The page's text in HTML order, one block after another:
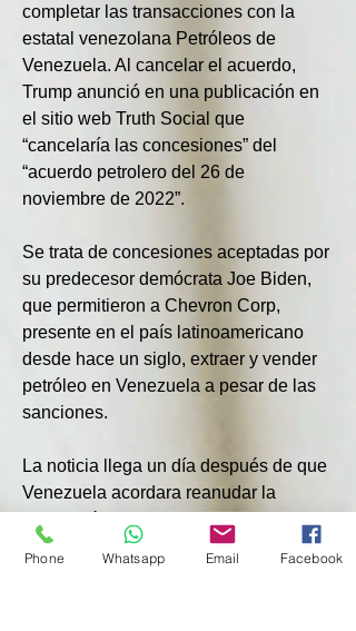
completar las transacciones con la
estatal venezolana Petróleos de
Venezuela. Al cancelar el acuerdo,
Trump anunció en una publicación en
el sitio web Truth Social que
“cancelaría las concesiones” del
“acuerdo petrolero del 26 de
noviembre de 2022”.
Se trata de concesiones aceptadas por
su predecesor demócrata Joe Biden,
que permitieron a Chevron Corp,
presente en el país latinoamericano
desde hace un siglo, extraer y vender
petróleo en Venezuela a pesar de las
sanciones.
La noticia llega un día después de que
Venezuela acordara reanudar la
inmigrantes ilegales de Estados
Unidos y está destinada a aumentar
Phone Whatsapp Email Facebook